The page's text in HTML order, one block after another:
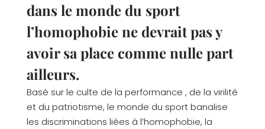
dans le monde du sport
l’homophobie ne devrait pas y
avoir sa place comme nulle part
ailleurs.
Basé sur le culte de la performance , de la virilité
et du patriotisme, le monde du sport banalise
les discriminations liées à l’homophobie, la